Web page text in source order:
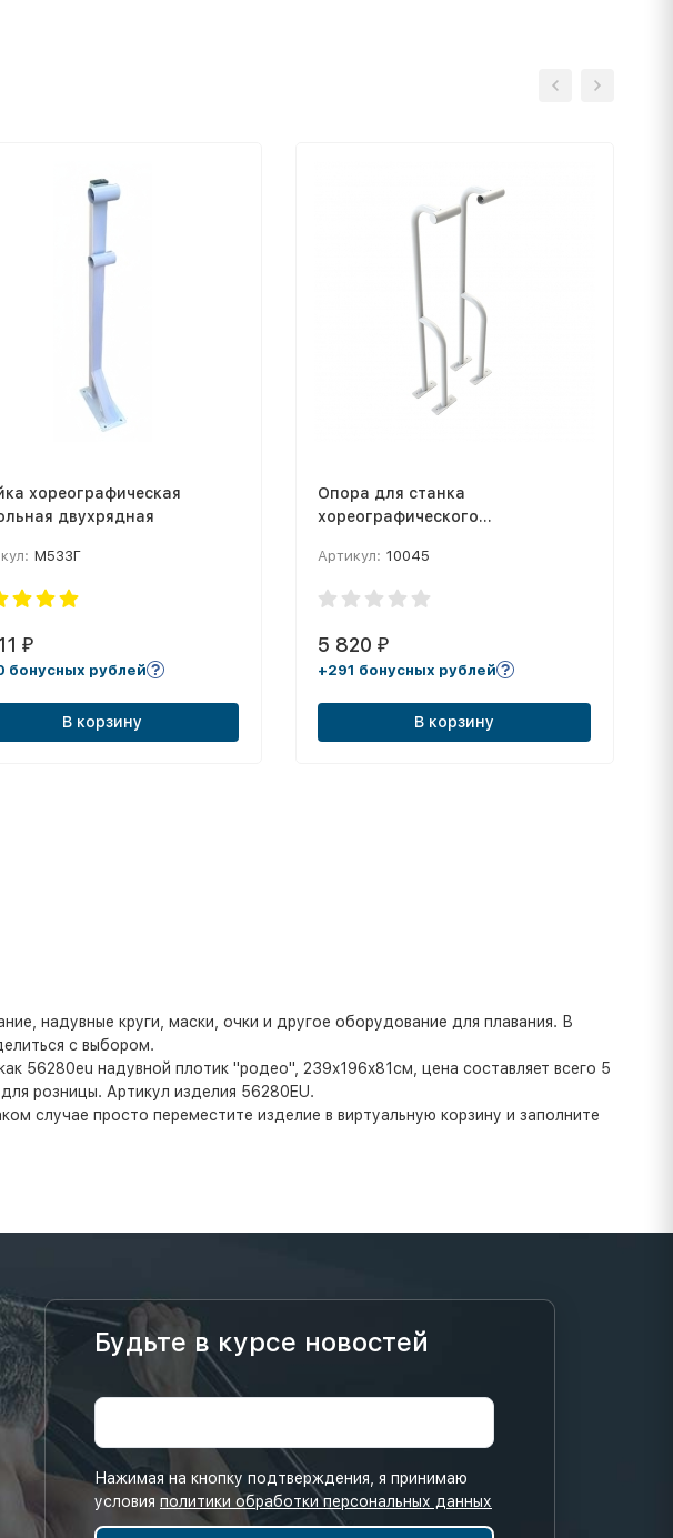
хореографическая
двухрядная
М533Г
₽
бонусных рублей
В корзину
Опора для станка
хореографического
(крайние, пара)
Артикул: 10045
5 820 ₽
+291 бонусных рублей
В корзину
надувные круги, маски, очки и другое оборудование для плавания. В
с выбором.
56280eu надувной плотик "родео", 239x196x81см, цена составляет всего 5
розницы. Артикул изделия 56280EU.
случае просто переместите изделие в виртуальную корзину и заполните
Будьте в курсе новостей
Нажимая на кнопку подтверждения, я принимаю
условия политики обработки персональных данных